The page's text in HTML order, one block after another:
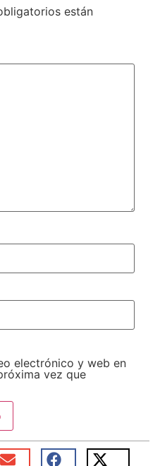
están
electrónico y web en
vez que